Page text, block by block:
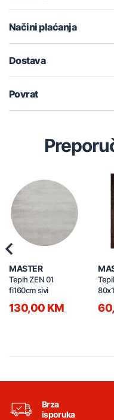
Načini plaćanja
Dostava
Povrat
MASTER
Tepih ZEN 01
fi160cm sivi
130,00 KM
Brza
isporuka